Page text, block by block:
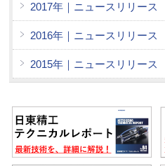
2017年｜ニュースリリース
2016年｜ニュースリリース
2015年｜ニュースリリース